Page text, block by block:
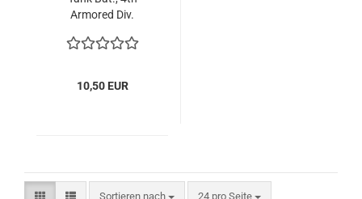
Armored Div.
10,50 EUR
Sortieren nach
Sortieren nach 24 pro Seite
pro Seite